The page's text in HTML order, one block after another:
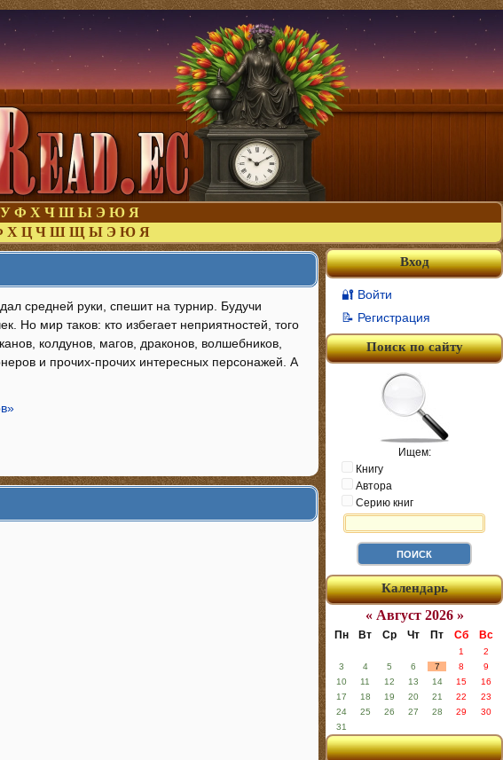
У Ф Х Ч Ш Ы Э Ю Я
Х Ц Ч Ш Щ Ы Э Ю Я
средней руки, спешит на турнир. Будучи
Но мир таков: кто избегает неприятностей, того
колдунов, магов, драконов, волшебников,
и прочих-прочих интересных персонажей. А
Вход
🔐 Войти
📝 Регистрация
Поиск по сайту
Ищем:
Книгу
Автора
Серию книг
Календарь
« Август 2026 »
Пн Вт Ср Чт Пт Сб Вс
1
2
3
4 5 6 7 8
9
10
11 12 13 14 15
16
17
18 19 20 21 22
23
24
25 26 27 28 29
30
31